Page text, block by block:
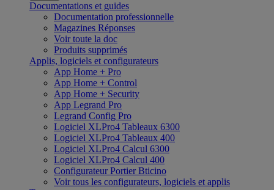
Documentations et guides
Documentation professionnelle
Magazines Réponses
Voir toute la doc
Produits supprimés
Applis, logiciels et configurateurs
App Home + Pro
App Home + Control
App Home + Security
App Legrand Pro
Legrand Config Pro
Logiciel XLPro4 Tableaux 6300
Logiciel XLPro4 Tableaux 400
Logiciel XLPro4 Calcul 6300
Logiciel XLPro4 Calcul 400
Configurateur Portier Bticino
Voir tous les configurateurs, logiciels et applis